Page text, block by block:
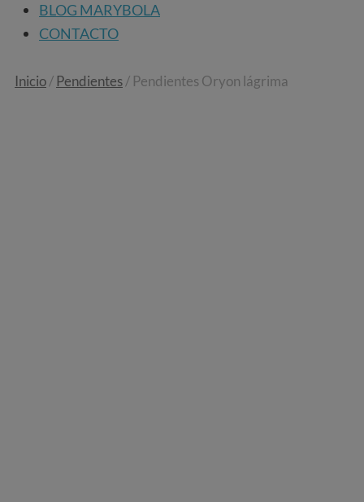
BLOG MARYBOLA
CONTACTO
Inicio/ Pendientes/ Pendientes Oryon lágrima
Pendientes